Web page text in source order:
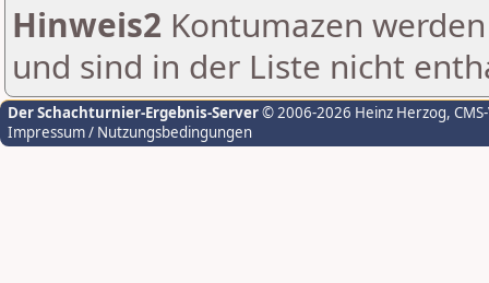
Hinweis2 Kontumazen
und sind in der Liste nicht
Der Schachturnier-Ergebnis-Server© 2006-2026 Heinz Herzog,
Impressum / Nutzungsbedingungen